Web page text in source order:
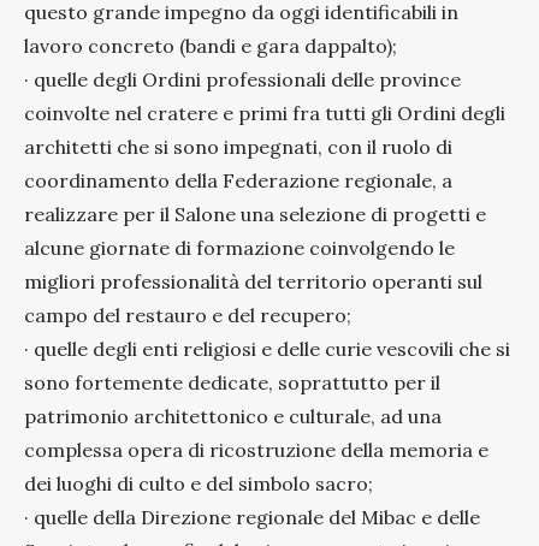
questo grande impegno da oggi identificabili in
lavoro concreto (bandi e gara dappalto);
· quelle degli Ordini professionali delle province
coinvolte nel cratere e primi fra tutti gli Ordini degli
architetti che si sono impegnati, con il ruolo di
coordinamento della Federazione regionale, a
realizzare per il Salone una selezione di progetti e
alcune giornate di formazione coinvolgendo le
migliori professionalità del territorio operanti sul
campo del restauro e del recupero;
· quelle degli enti religiosi e delle curie vescovili che si
sono fortemente dedicate, soprattutto per il
patrimonio architettonico e culturale, ad una
complessa opera di ricostruzione della memoria e
dei luoghi di culto e del simbolo sacro;
· quelle della Direzione regionale del Mibac e delle